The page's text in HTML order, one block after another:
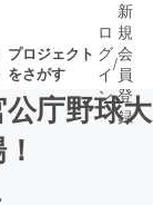
プロジェクト
をさがす
ロ
グ
イ
ン
/
新
規
会
員
登
録
公庁野球大